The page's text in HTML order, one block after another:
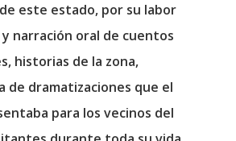
este estado, por su labor
narración oral de cuentos
historias de la zona,
de dramatizaciones que el
para los vecinos del